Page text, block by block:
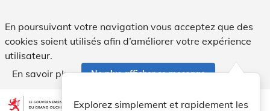
En poursuivant votre navigation vous acceptez que des
cookies soient utilisés afin d’améliorer votre expérience
utilisateur.
En savoir plus
Ne plus afficher ce message
Aller au contenu account_circle help Aide
Explorez simplement et rapidement les
light_mode dark_mode